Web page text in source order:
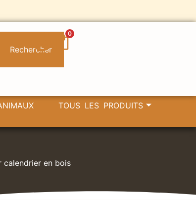
Rechercher
0
TOUS LES PRODUITS
calendrier en bois